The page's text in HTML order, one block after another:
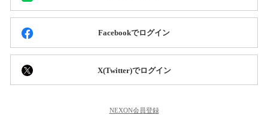
Facebookでログイン
X(Twitter)でログイン
NEXON会員登録